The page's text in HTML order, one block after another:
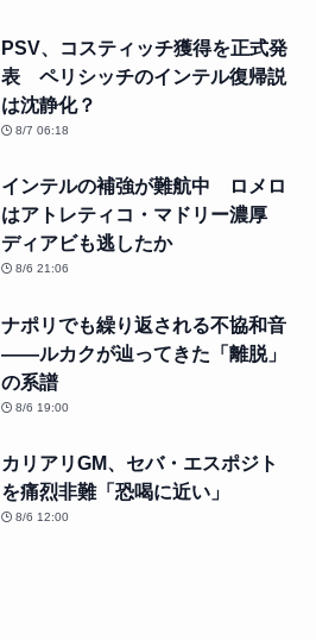
PSV、コスティッチ獲得を正式発
表 ペリシッチのインテル復帰説
は沈静化？
8/7 06:18
インテルの補強が難航中 ロメロ
はアトレティコ・マドリー濃厚
ディアビも逃したか
8/6 21:06
ナポリでも繰り返される不協和音
――ルカクが辿ってきた「離脱」
の系譜
8/6 19:00
カリアリGM、セバ・エスポジト
を痛烈非難「恐喝に近い」
8/6 12:00